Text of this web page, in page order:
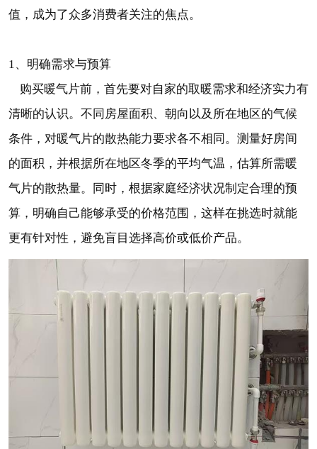
值，成为了众多消费者关注的焦点。
1、明确需求与预算
购买暖气片前，首先要对自家的取暖需求和经济实力有
清晰的认识。不同房屋面积、朝向以及所在地区的气候
条件，对暖气片的散热能力要求各不相同。测量好房间
的面积，并根据所在地区冬季的平均气温，估算所需暖
气片的散热量。同时，根据家庭经济状况制定合理的预
算，明确自己能够承受的价格范围，这样在挑选时就能
更有针对性，避免盲目选择高价或低价产品。